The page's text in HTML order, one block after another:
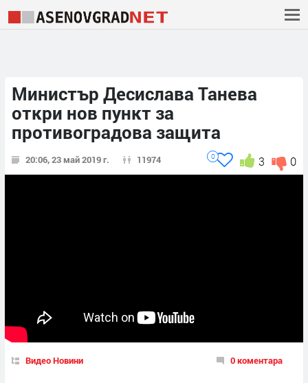
Министър Десислава Танева
откри нов пункт за
противоградова защита
20:06, 23 май 2019 г. 11974 0
3
0
Видео Новини 0 коментара